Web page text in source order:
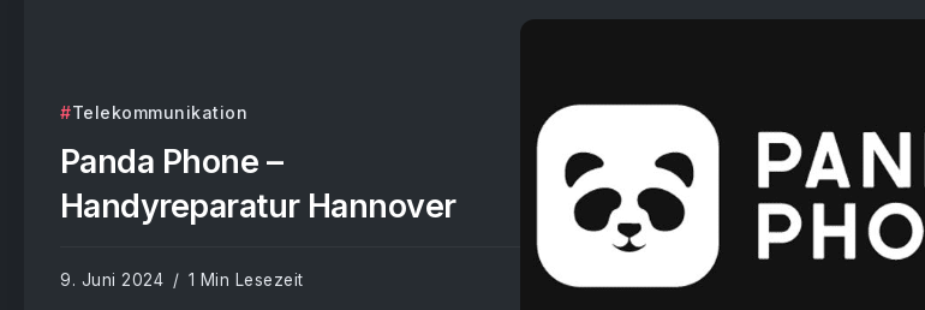
Telekommunikation
Panda Phone –
Handyreparatur Hannover
9. Juni 2024 1 Min Lesezeit